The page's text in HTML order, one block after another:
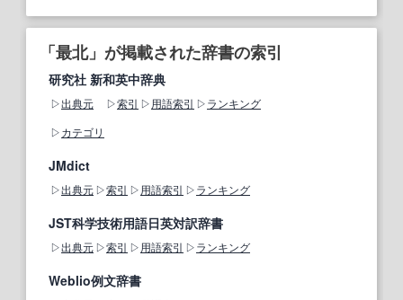
「最北」が掲載された辞書の索引
研究社 新和英中辞典
出典元 索引 用語索引
ランキング
カテゴリ
JMdict
出典元 索引 用語索引 ランキング
JST科学技術用語日英対訳辞書
出典元 索引 用語索引 ランキング
Weblio例文辞書